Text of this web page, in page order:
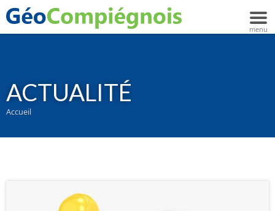
ACTUALITÉ
Accueil